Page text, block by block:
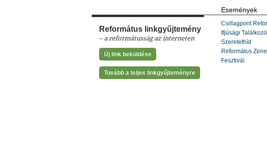
Református linkgyűjtemény
– a reformátusság az interneten
Új link beküldése
Tovább a teljes linkgyűjteményre
Események
Csillagpont
Ifjúsági Találkozó
Szeretethíd
Református
Fesztivál